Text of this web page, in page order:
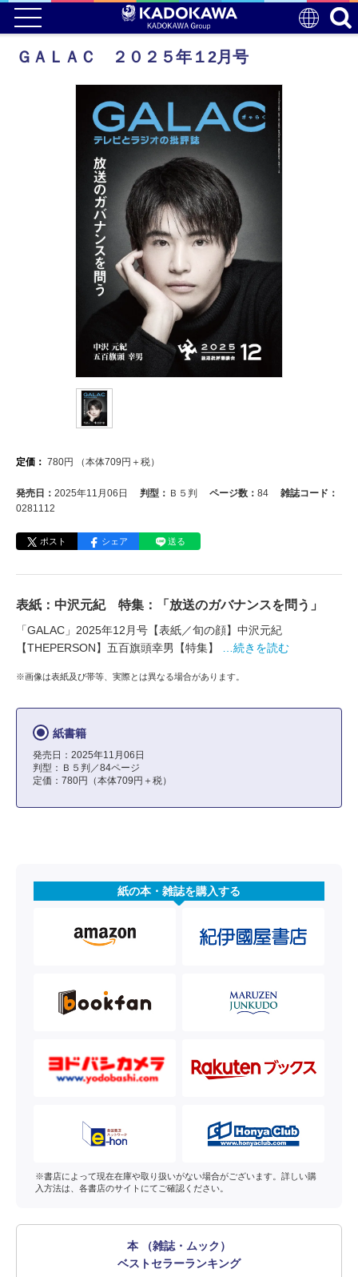
ＧＡＬＡＣ ２０２５年１2月号
定価： 780円 （本体709 円＋税）
発売日： 2025年11月06日 判型： Ｂ５判 ページ数： 84
雑誌コード：
0281112
ポスト シェア 送る
表紙：中沢元紀 特集：「放送のガバナンスを問う」
「GALAC」2025年12月号【表紙／旬の顔】中沢元紀
【THEPERSON】五百旗頭幸男【特集】
…続きを読む
※画像は表紙及び帯等、実際とは異なる場合があります。
紙書籍
発売日：2025年11月06日
判型：Ｂ５判／84ページ
定価：780円（本体709円＋税）
紙の本・雑誌を購入する
※書店によって現在在庫や取り扱いがない場合がございます。詳しい購
入方法は、各書店のサイトにてご確認ください。
本 （雑誌・ムック）
ベストセラーランキング